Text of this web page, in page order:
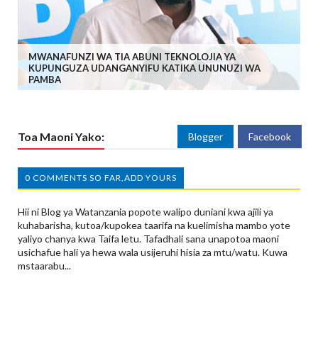
MWANAFUNZI WA TIA ABUNI TEKNOLOJIA YA
KUPUNGUZA UDANGANYIFU KATIKA UNUNUZI WA
PAMBA
Toa Maoni Yako: Blogger Facebook
0 COMMENTS SO FAR,ADD YOURS
Hii ni Blog ya Watanzania popote walipo duniani kwa ajili ya
kuhabarisha, kutoa/kupokea taarifa na kuelimisha mambo yote
yaliyo chanya kwa Taifa letu. Tafadhali sana unapotoa maoni
usichafue hali ya hewa wala usijeruhi hisia za mtu/watu. Kuwa
mstaarabu...